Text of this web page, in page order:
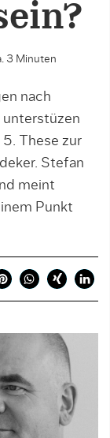
3 Minuten
nach
unterstüzen
These zur
Stefan
meint
Punkt